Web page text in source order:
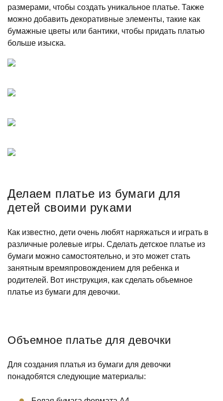
размерами, чтобы создать уникальное платье. Также
можно добавить декоративные элементы, такие как
бумажные цветы или бантики, чтобы придать платью
больше изыска.
Делаем платье из бумаги для
детей своими руками
Как известно, дети очень любят наряжаться и играть в
различные ролевые игры. Сделать детское платье из
бумаги можно самостоятельно, и это может стать
занятным времяпровождением для ребенка и
родителей. Вот инструкция, как сделать объемное
платье из бумаги для девочки.
Объемное платье для девочки
Для создания платья из бумаги для девочки
понадобятся следующие материалы: